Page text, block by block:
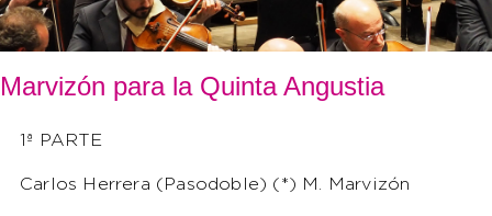
Marvizón para la Quinta Angustia
1ª PARTE
Carlos Herrera (Pasodoble) (*) M. Marvizón